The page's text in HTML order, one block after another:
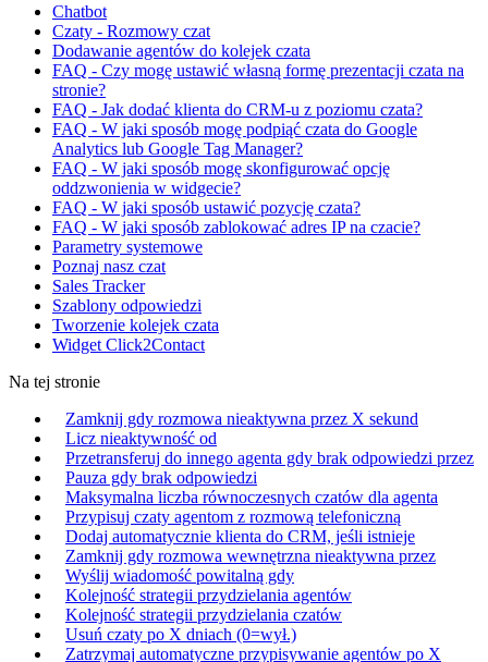
Chatbot
Czaty - Rozmowy czat
Dodawanie agentów do kolejek czata
FAQ - Czy mogę ustawić własną formę prezentacji czata na
stronie?
FAQ - Jak dodać klienta do CRM-u z poziomu czata?
FAQ - W jaki sposób mogę podpiąć czata do Google
Analytics lub Google Tag Manager?
FAQ - W jaki sposób mogę skonfigurować opcję
oddzwonienia w widgecie?
FAQ - W jaki sposób ustawić pozycję czata?
FAQ - W jaki sposób zablokować adres IP na czacie?
Parametry systemowe
Poznaj nasz czat
Sales Tracker
Szablony odpowiedzi
Tworzenie kolejek czata
Widget Click2Contact
Na tej stronie
Zamknij gdy rozmowa nieaktywna przez X sekund
Licz nieaktywność od
Przetransferuj do innego agenta gdy brak odpowiedzi przez
Pauza gdy brak odpowiedzi
Maksymalna liczba równoczesnych czatów dla agenta
Przypisuj czaty agentom z rozmową telefoniczną
Dodaj automatycznie klienta do CRM, jeśli istnieje
Zamknij gdy rozmowa wewnętrzna nieaktywna przez
Wyślij wiadomość powitalną gdy
Kolejność strategii przydzielania agentów
Kolejność strategii przydzielania czatów
Usuń czaty po X dniach (0=wył.)
Zatrzymaj automatyczne przypisywanie agentów po X